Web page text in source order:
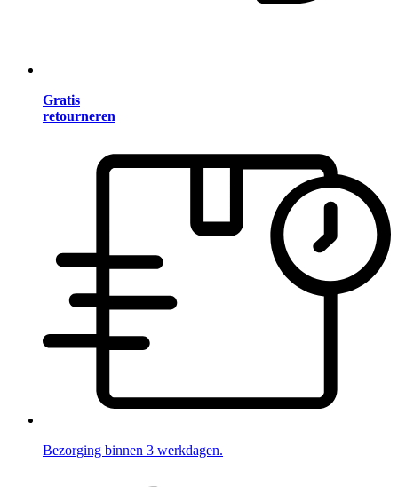
Gratis
retourneren
Bezorging binnen 3 werkdagen.